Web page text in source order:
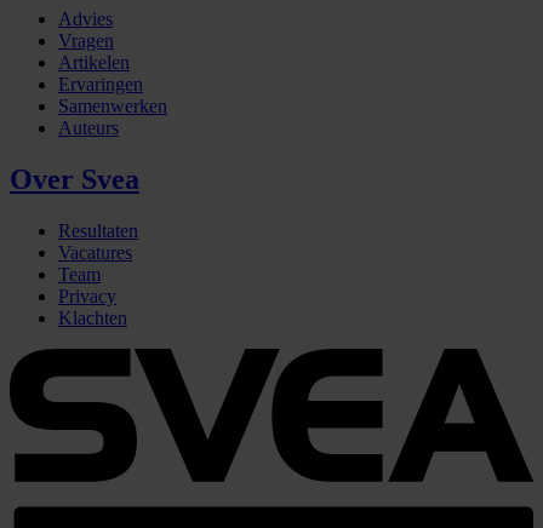
Advies
Vragen
Artikelen
Ervaringen
Samenwerken
Auteurs
Over Svea
Resultaten
Vacatures
Team
Privacy
Klachten